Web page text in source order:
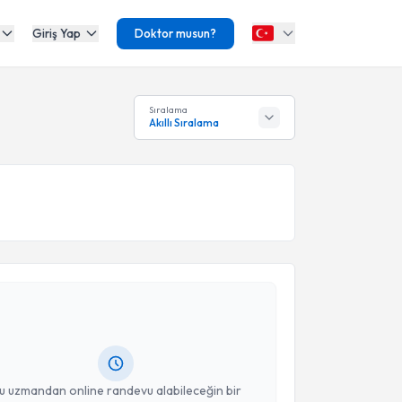
Giriş Yap Doktor musun?
Sıralama
Akıllı Sıralama
uzmandan online randevu alabileceğin bir